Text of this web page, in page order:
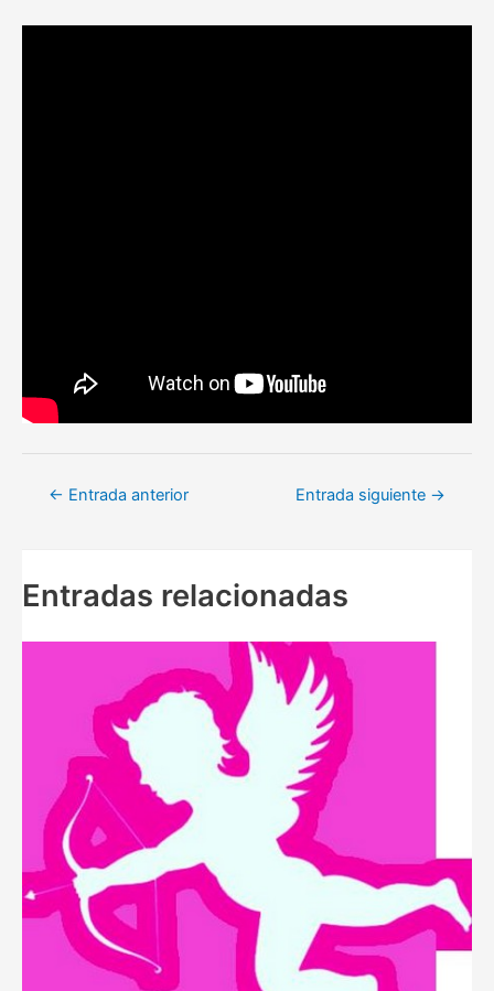
Navegación
← Entrada anterior Entrada siguiente →
Entradas relacionadas